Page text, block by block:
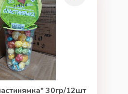
30гр/12шт